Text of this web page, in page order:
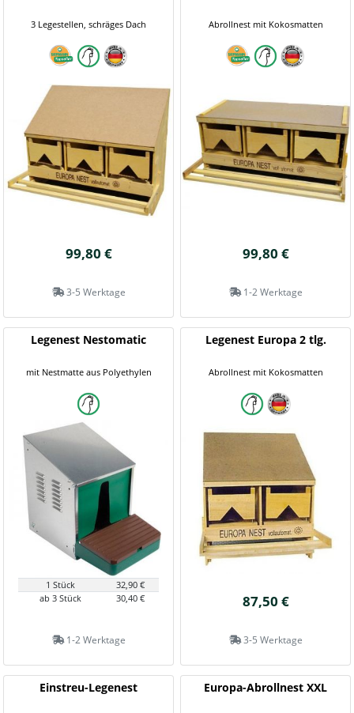
3 Legestellen, schräges Dach
99,80 €
3-5 Werktage
Abrollnest mit Kokosmatten
99,80 €
1-2 Werktage
Legenest Nestomatic
mit Nestmatte aus Polyethylen
1 Stück
32,90 €
ab 3 Stück
30,40 €
1-2 Werktage
Legenest Europa 2 tlg.
Abrollnest mit Kokosmatten
87,50 €
3-5 Werktage
Einstreu-Legenest Europa-Abrollnest XXL